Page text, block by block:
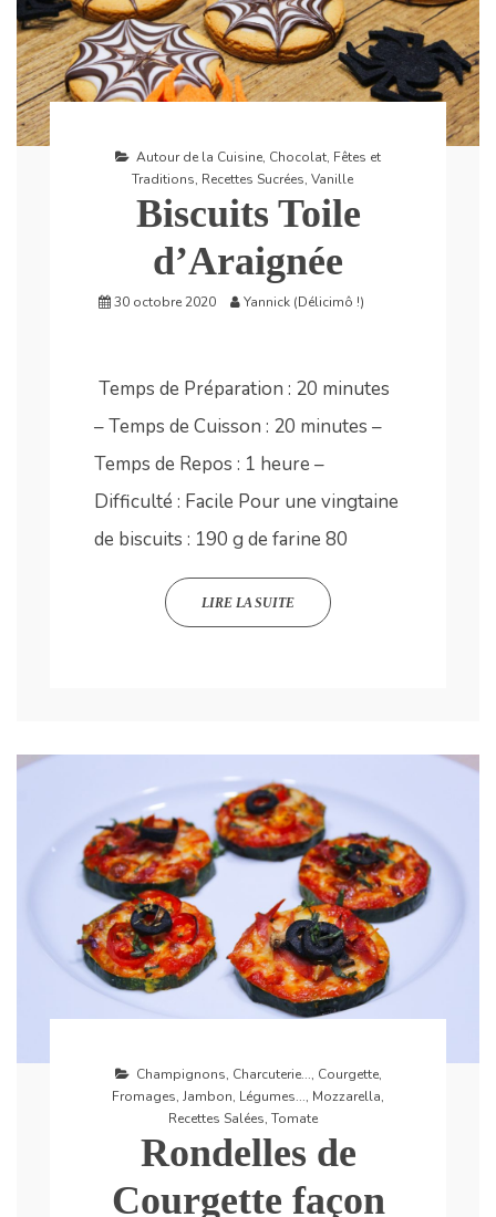
Autour de la Cuisine, Chocolat, Fêtes et
Traditions, Recettes Sucrées, Vanille
Biscuits Toile
d’Araignée
30 octobre 2020 Yannick (Délicimô !)
Temps de Préparation : 20 minutes
– Temps de Cuisson : 20 minutes –
Temps de Repos : 1 heure –
Difficulté : Facile Pour une vingtaine
de biscuits : 190 g de farine 80
LIRE LA SUITE
Champignons, Charcuterie..., Courgette,
Fromages, Jambon, Légumes..., Mozzarella,
Recettes Salées, Tomate
Rondelles de
Courgette façon